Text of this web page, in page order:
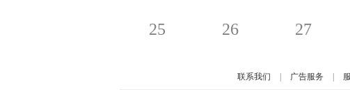
25 26 27
联系我们 广告服务